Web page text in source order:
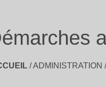
/ADMINISTRATION